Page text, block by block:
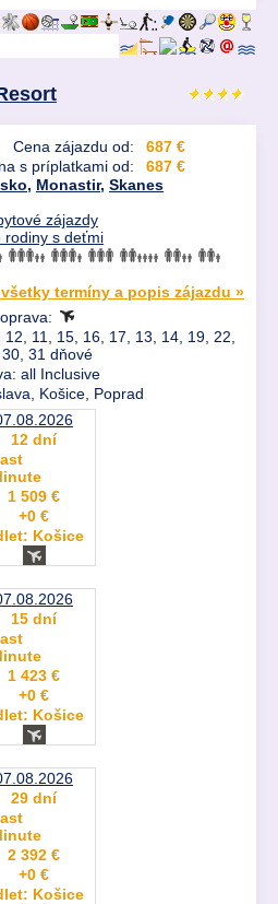
Cena zájazdu od:
687 €
s príplatkami od:
687 €
, Monastir, Skanes
zájazdy
rodiny s deťmi
termíny a popis zájazdu »
11, 15, 16, 17, 13, 14, 19, 22,
31 dňové
all Inclusive
Košice, Poprad
12 dní
1 509 €
+0 €
Košice
15 dní
1 423 €
+0 €
Košice
29 dní
2 392 €
+0 €
Košice